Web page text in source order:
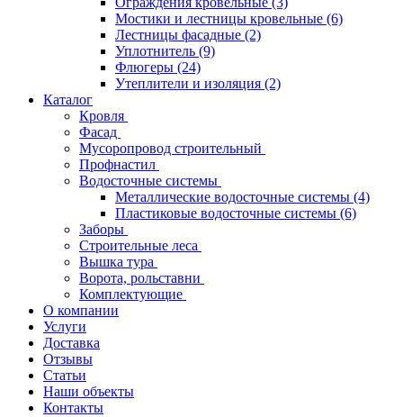
Мостики и лестницы кровельные (6)
Лестницы фасадные (2)
Уплотнитель (9)
Флюгеры (24)
Утеплители и изоляция (2)
Каталог
Кровля
Фасад
Мусоропровод строительный
Профнастил
Водосточные системы
Металлические водосточные системы (4)
Пластиковые водосточные системы (6)
Заборы
Строительные леса
Вышка тура
Ворота, рольставни
Комплектующие
О компании
Услуги
Доставка
Отзывы
Статьи
Наши объекты
Контакты